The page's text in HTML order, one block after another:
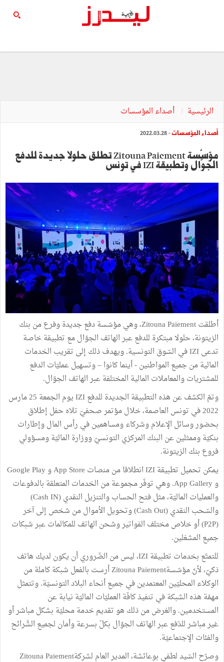
الرئيسية أصداء المؤسسات
أصداء المؤسسات- 2022.03.28
مؤسّسة Zitouna Paiement تطلق حلولا جديدة للدفع
الجوّال وتطبيقة IZI في تونس
أطلقت Zitouna Paiement، وهي مؤسّسة دفع جديدة وفرع من بنك
الزيتونة، حلولا مبتكرة للدفع عبر الهاتف الجوّال مع تطبيقة خاصة
تدعى IZI في السّوق التونسية. ويهدف ذلك إلى تقريب الخدمات
المالية من جميع المواطنين - أينما كانوا – وتسهيل عمليّات الدفع
للمشتريات والمعاملات المالية المختلفة عبر الهاتف الجوّال.
وتمّ الكشف عن هذه التطبيقة الجديدة للدفع IZI يوم الجمعة 25 مارس
2022 في تونس العاصمة، خلال مؤتمر صحفيّ تلاه حفل إطلاق
بحضور وسائل الإعلام وشركاء ومساهمين في رأس المال وإطارات
بنكيّة وممثلين عن البنك المركزي التونسيّ ووزارة الماليّة ومسؤولي
فروع بنك الزيتونة.
يمكن تحميل تطبيقة IZI انطلاقا من منصات App Store و Google Play
و App Gallery. وهي توفّر مجموعة من الخدمات المتعلقة بالدفوعات
والعمليات الماليّة، مثل فتح الحساب والتنزيل النقدي (Cash IN)
والسّحب النقدي (Cash Out) وتحويل الأموال من شخص إلى آخر
(P2P) أو خلاص مختلف الفواتير وشحن الهاتف للمكالمات عبر شبكات
جميع المشغلين.
للتمتّع بخدمات تطبيقة IZI، ليس من الضّروري أن يكون لديك هاتف
ذكيّ، لأنّ مؤسّسةZitouna Paiement أرست بالفعل شبكة كاملة من
الوكلاء المحليّين المعتمدين في جميع أنحاء البلاد التونسيّة. وتتمثل
مهمّة هذه الشبكة في تنفيذ كافّة العمليّات الماليّة نيابة عن
المستخدمين. والغرض من ذلك هو تقديم خدمة محليّة بشكل مباشر أو
غير مباشر للدّفع عبر الهاتف الجوّال بكلّ بسرعة وأمان لجميع الشّرائح
والفئات الإجتماعيّة.